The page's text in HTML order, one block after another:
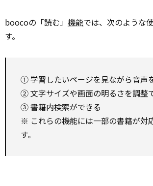
boocoの「読む」 機能では、次のような
す。
① 学習したいページを見ながら音声
② 文字サイズや画面の明るさを調整
③ 書籍内検索ができる
※ これらの機能には一部の書籍が対
す。